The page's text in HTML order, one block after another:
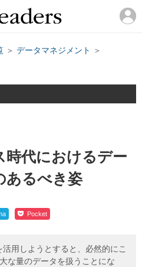
＞ データマネジメント
＞
代におけるデー
あるべき姿
Pocket
用しようとすると、必然的にこ
な量のデータを扱うことにな